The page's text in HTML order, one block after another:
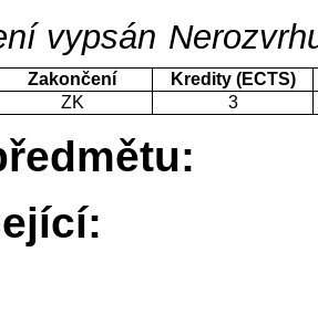
vypsán
Zakončení
Kredity (ECTS)
ZK 3